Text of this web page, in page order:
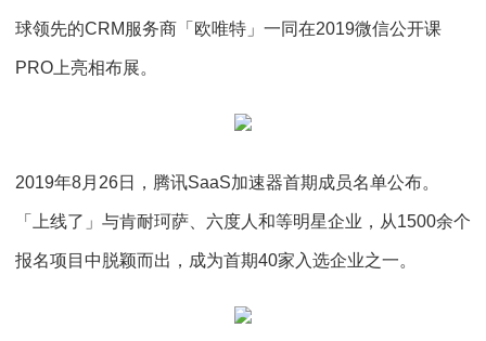
球领先的CRM服务商「欧唯特」一同在2019微信公开课
PRO上亮相布展。
2019年8月26日，腾讯SaaS加速器首期成员名单公布。
「上线了」与肯耐珂萨、六度人和等明星企业，从1500余个
报名项目中脱颖而出，成为首期40家入选企业之一。